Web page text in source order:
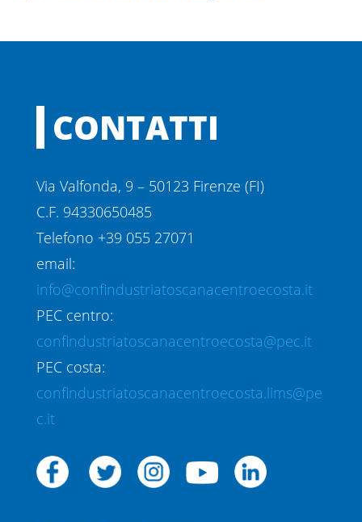
CONTATTI
Via Valfonda, 9 – 50123 Firenze (FI)
C.F. 94330650485
Telefono +39 055 27071
email:
info@confindustriatoscanacentroecosta.it
PEC centro:
confindustriatoscanacentroecosta@pec.it
PEC costa:
confindustriatoscanacentroecosta.lims@pe
c.it